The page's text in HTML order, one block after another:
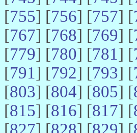
[755] [756] [757] [
[767] [768] [769] [
[779] [780] [781] [
[791] [792] [793] [
[803] [804] [805] [
[815] [816] [817] [
[827] [828] [829] [